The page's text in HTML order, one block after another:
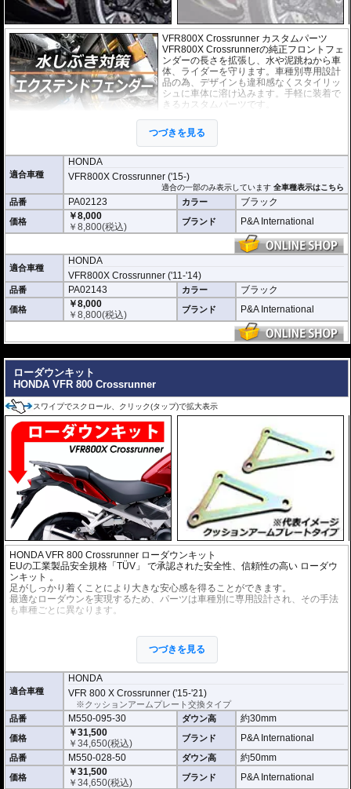
VFR800X Crossrunner カスタムパーツ
VFR800X Crossrunnerの純正フロントフェ
ンダーの長さを拡張し、水や泥跳ねから車
体、ライダーを守ります。車種別専用設計
品の為、デザインも違和感なくスタイリッ
シュに車体に溶け込みます。手軽に装着で
きるカスタムパーツです。
取付は付属の強力粘着シートを使い、簡単
に行えます。通常使用での脱落は心配あり
ませんが、取付作業の不備(洗浄、脱脂不十
分)等においてはこの限りではありません。ビスまたはトリムクリップが付属し
ているパッケージについてはこれらの使用を強く推奨いたします。使用されて
いない場合の脱落による保証は致しかねます。
どのような効果があるパーツですか？
VFR800X Crossrunnerの純正フロントフェンダーの長さを拡張し、水や泥跳ね
から車体、ライダーを強力に守ります。
※写真はイメージです。車種により、フェンダーのデザインは多少異なりま
す。
つづきを見る
適合車種
HONDA
VFR800X Crossrunner ('15-)
適合の一部のみ表示しています全車種表示はこちら
品番 PA02123 カラー ブラック
価格
￥8,000
￥8,800(税込) ブランド P&A International
適合車種
HONDA
VFR800X Crossrunner ('11-'14)
品番 PA02143 カラー ブラック
価格
￥8,000
￥8,800(税込) ブランド P&A International
ローダウンキット
HONDA VFR 800 Crossrunner
スワイプでスクロール、クリック(タップ)で拡大表示
HONDA VFR 800 Crossrunner ローダウンキット
EUの工業製品安全規格「TÜV」 で承認された安全性、信頼性の高い ローダウ
ンキット 。
足がしっかり着くことにより大きな安心感を得ることができます。
最適なローダウンを実現するため、パーツは車種別に専用設計され、その手法
も車種ごとに異なります。
お勧めいたします。(ショートサイドスタンドはお客様にてご用意ください。)
※ダウンする高さによっては、センタースタンドが使用できない、または、取
り外さなくてはいけない場合があります。
※写真は同系ローダウンパーツの代表写真です。実際の商品とは異なる場合が
あります。
※フロントフォークの突き出し量を合わせて調整することをお勧めします。(調
整可能な車種の場合。推奨調整値はマニュアルに記載)
※安全に関する重要なパーツの為、プロショップによる取付を行ってくださ
い。個人でお取付の場合、弊社ではいかなる事象においてその責を負うことが
できません。
つづきを見る
適合車種
HONDA
VFR 800 X Crossrunner ('15-'21)
※クッションアームプレート交換タイプ
品番
M550-095-30 ダウン高 約30mm
価格
￥31,500
￥34,650(税込) ブランド P&A International
品番 M550-028-50 ダウン高 約50mm
価格
￥31,500
￥34,650(税込) ブランド P&A International